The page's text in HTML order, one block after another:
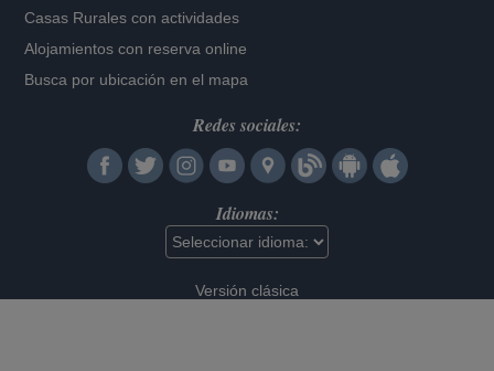
Casas Rurales con actividades
Alojamientos con reserva online
Busca por ubicación en el mapa
Redes sociales:
Idiomas:
Versión clásica